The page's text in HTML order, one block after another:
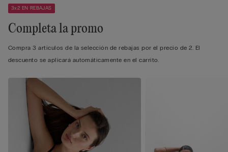
3x2 EN REBAJAS
Completa la promo
Compra 3 artículos de la selección de rebajas por el precio de 2. El
descuento se aplicará automáticamente en el carrito.